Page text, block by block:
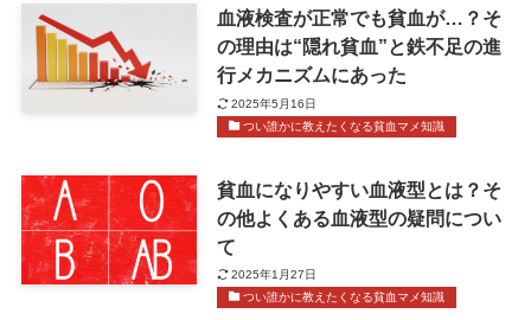
血液検査が正常でも貧血が…？そ
の理由は“隠れ貧血”と鉄不足の進
行メカニズムにあった
2025年5月16日
つい誰かに教えたくなる貧血マメ知識
貧血になりやすい血液型とは？そ
の他よくある血液型の疑問につい
て
2025年1月27日
つい誰かに教えたくなる貧血マメ知識